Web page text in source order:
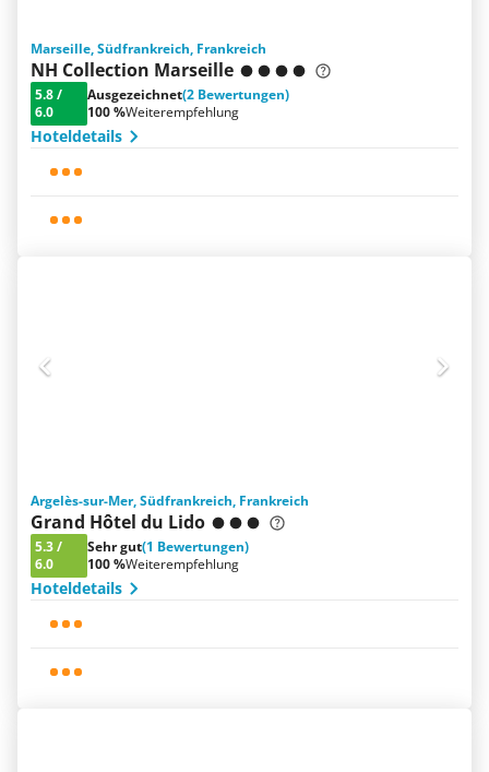
Marseille, Südfrankreich, Frankreich
NH Collection Marseille
5.8/
6.0
Ausgezeichnet(2 Bewertungen)
100 %Weiterempfehlung
Hoteldetails
Argelès-sur-Mer, Südfrankreich, Frankreich
Grand Hôtel du Lido
5.3/
6.0
Sehr gut(1 Bewertungen)
100 %Weiterempfehlung
Hoteldetails